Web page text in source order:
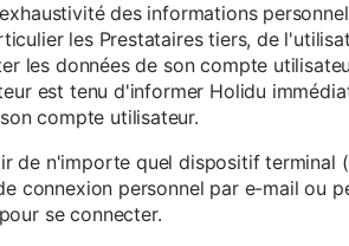
des informations
les Prestataires tiers, de
les données de son compte
est tenu d'informer Holidu
compte utilisateur.
n'importe quel dispositif terminal
connexion personnel par e-mail ou
se connecter.